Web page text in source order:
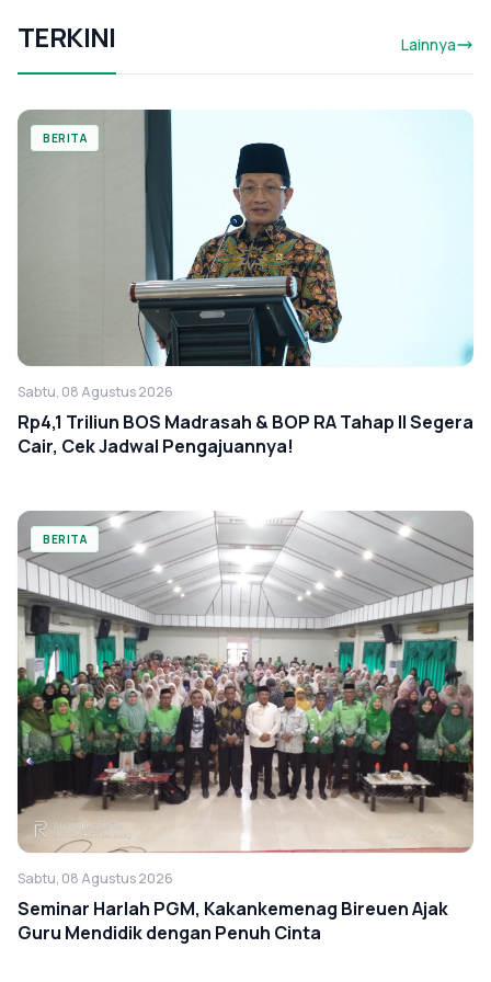
TERKINI Lainnya
BERITA
Sabtu, 08 Agustus 2026
Rp4,1 Triliun BOS Madrasah & BOP RA Tahap II Segera
Cair, Cek Jadwal Pengajuannya!
BERITA
Sabtu, 08 Agustus 2026
Seminar Harlah PGM, Kakankemenag Bireuen Ajak
Guru Mendidik dengan Penuh Cinta